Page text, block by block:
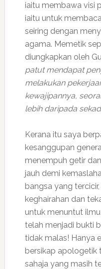
iaitu membawa visi
iaitu untuk
seiring dengan
agama. Memetik
diungkapkan oleh
patut mendapat
melakukan
kewajipannya,
lebih daripada
Kerana itu saya
kesanggupan
menempuh getir
jauh demi
bangsa yang
keghairahan dan
untuk menuntut
telah menjadi bukti
tidak malas! Hanya
bersikap apologetik
sahaja yang masih